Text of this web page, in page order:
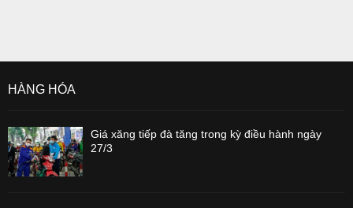
HÀNG HÓA
Giá xăng tiếp đà tăng trong kỳ điều hành ngày
27/3